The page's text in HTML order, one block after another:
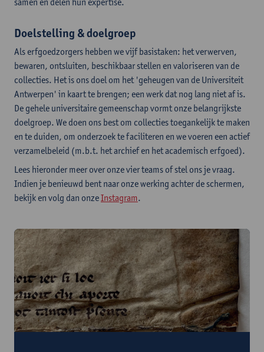
Doelstelling & doelgroep
Als erfgoedzorgers hebben we vijf basistaken: het verwerven,
bewaren, ontsluiten, beschikbaar stellen en valoriseren van de
collecties. Het is ons doel om het 'geheugen van de Universiteit
Antwerpen' in kaart te brengen; een werk dat nog lang niet af is.
De gehele universitaire gemeenschap vormt onze belangrijkste
doelgroep. We doen ons best om collecties toegankelijk te maken
en te duiden, om onderzoek te faciliteren en we voeren een actief
verzamelbeleid (m.b.t. het archief en het academisch erfgoed).
Lees hieronder meer over onze vier teams of stel ons je vraag.
Indien je benieuwd bent naar onze werking achter de schermen,
bekijk en volg dan onzeInstagram.